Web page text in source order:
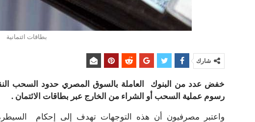
بطاقات ائتمانية
شارك
خفض عدد من البنوك العاملة بالسوق المصري حدود السحب
رسوم عملية السحب أو الشراء من الخارج عبر بطاقات الائتمان .
واعتبر مصرفيون أن هذه التوجهات تهدف إلى إحكام السيطرة